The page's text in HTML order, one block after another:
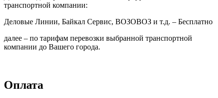
транспортной компании:
Деловые Линии, Байкал Сервис, ВОЗОВОЗ и т.д. – Бесплатно
далее – по тарифам перевозки выбранной транспортной
компании до Вашего города.
Оплата